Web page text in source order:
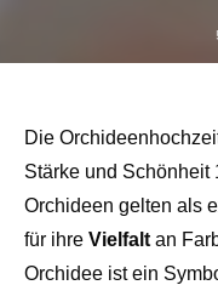
Die
Stärke und Schönheit
Orchideen gelten als
für ihre Vielfalt an
Orchidee ist ein